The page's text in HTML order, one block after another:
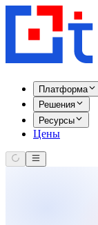
Платформа
Решения
Ресурсы
Цены